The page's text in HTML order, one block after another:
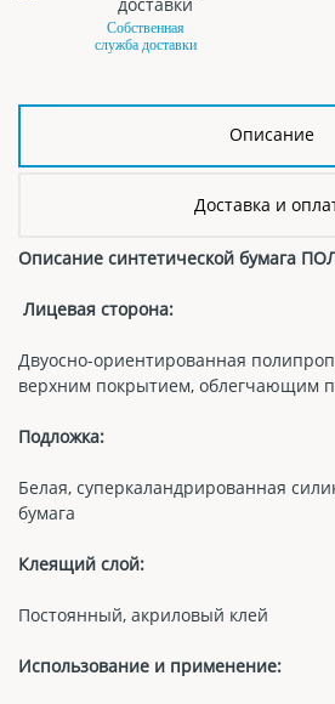
Собственная
служба доставки
Описание
Доставка и
Описание синтетической бумага
Лицевая сторона:
Двуосно-ориентированная
верхним покрытием, облегчающим
Подложка:
Белая, суперкаландрированная
бумага
Клеящий слой:
Постоянный, акриловый клей
Использование и применение: